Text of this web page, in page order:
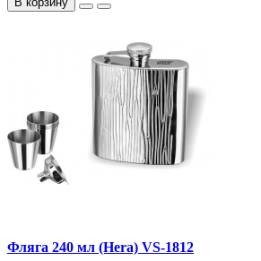
Фляга 240 мл (Hera) VS-1812